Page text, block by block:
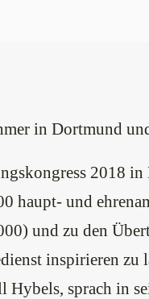
in Dortmund
2018
haupt- und
und zu den
inspirieren zu
sprach in